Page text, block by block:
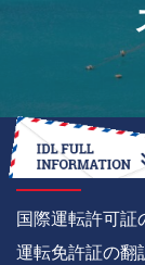
方法
国際運転許可証
運転免許証の翻